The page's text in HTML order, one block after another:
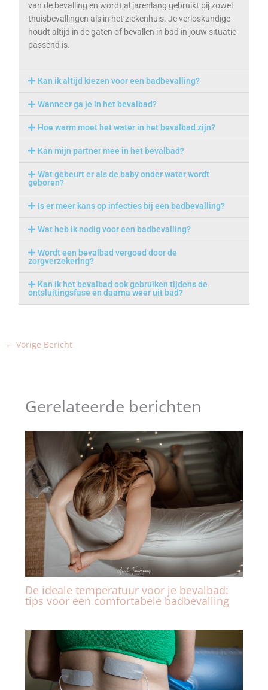
van de bevalling en wordt al jarenlang gebruikt bij zowel
thuisbevallingen als in het ziekenhuis. Je verloskundige
houdt altijd in de gaten of bevallen in bad in jouw situatie
passend is.
Kan ik altijd kiezen voor een badbevalling?
Wanneer ga je in het bevalbad?
Hoe warm moet het water in het bevalbad zijn?
Kan mijn partner mee in het bevalbad?
Wat gebeurt er als de baby onder water wordt
geboren?
Is er meer kans op infecties bij een badbevalling?
Wat heb ik nodig voor een badbevalling?
Wordt een bevalbad vergoed door de
zorgverzekering?
Kan ik het bevalbad ook gebruiken tijdens de
ontsluitingsfase en daarna weer uit bad?
← Vorige Bericht
Gerelateerde berichten
De ideale temperatuur voor je bevalbad:
tips voor een comfortabele badbevalling